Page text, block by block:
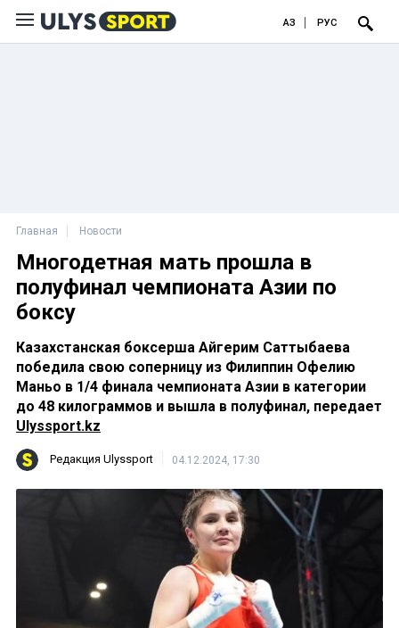
ҚАЗ РУС
Главная Новости
Многодетная мать прошла в
полуфинал чемпионата Азии по
боксу
Казахстанская боксерша Айгерим Саттыбаева
победила свою соперницу из Филиппин Офелию
Маньо в 1/4 финала чемпионата Азии в категории
до 48 килограммов и вышла в полуфинал, передает
Ulyssport.kz
Редакция Ulyssport 04.12.2024, 17:30